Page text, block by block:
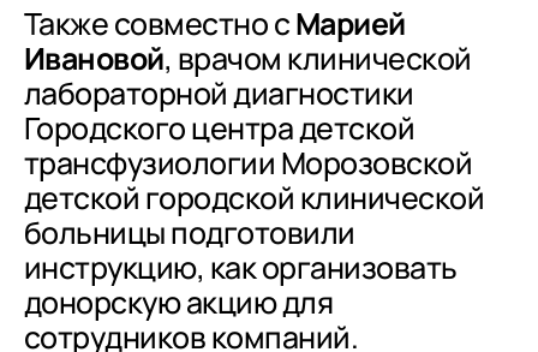
Также совместно сМарией
Ивановой, врачом клинической
лабораторной диагностики
Городского центра детской
трансфузиологии Морозовской
детской городской клинической
больницы подготовили
инструкцию, как организовать
донорскую акцию для
сотрудников компаний.